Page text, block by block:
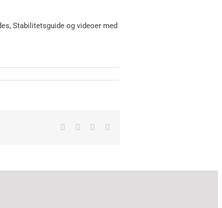
Stabilitetsguide og videoer med
Facebook LinkedIn